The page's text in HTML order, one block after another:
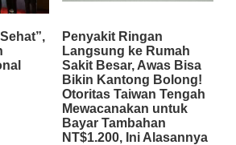
Penyakit Ringan
Langsung ke Rumah
Sakit Besar, Awas Bisa
Bikin Kantong Bolong!
Otoritas Taiwan Tengah
Mewacanakan untuk
Bayar Tambahan
NT$1.200, Ini Alasannya